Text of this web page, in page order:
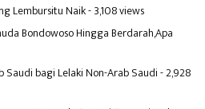
Lembursitu Naik- 3,108 views
Bondowoso Hingga Berdarah,Apa
bagi Lelaki Non-Arab Saudi- 2,928